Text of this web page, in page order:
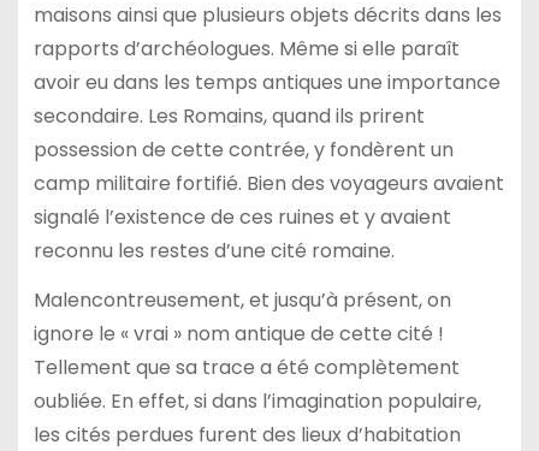
maisons ainsi que plusieurs objets décrits dans les
rapports d’archéologues. Même si elle paraît
avoir eu dans les temps antiques une importance
secondaire. Les Romains, quand ils prirent
possession de cette contrée, y fondèrent un
camp militaire fortifié. Bien des voyageurs avaient
signalé l’existence de ces ruines et y avaient
reconnu les restes d’une cité romaine.
Malencontreusement, et jusqu’à présent, on
ignore le « vrai » nom antique de cette cité !
Tellement que sa trace a été complètement
oubliée. En effet, si dans l’imagination populaire,
les cités perdues furent des lieux d’habitation